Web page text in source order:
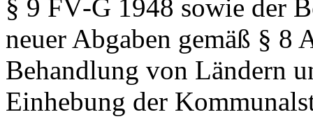
§ 9 FV‑G 1948 sowie der
neuer Abgaben gemäß § 8
Behandlung von Ländern
Einhebung der